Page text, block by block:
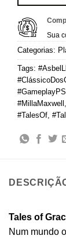
Sua
Categorias:
Tags:
#MillaMaxwell
#TalesOf
Tales of
Num mundo